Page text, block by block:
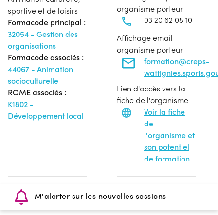
sportive et de loisirs
Formacode principal :
32054 - Gestion des
organisations
Formacode associés :
44067 - Animation
socioculturelle
ROME associés :
K1802 -
Développement local
organisme porteur
03 20 62 08 10
Affichage email
organisme porteur
formation@creps-
Lien d'accès vers la
fiche de l'organisme
Voir la fiche
de
l'organisme et
son potentiel
de formation
M'alerter sur les nouvelles sessions